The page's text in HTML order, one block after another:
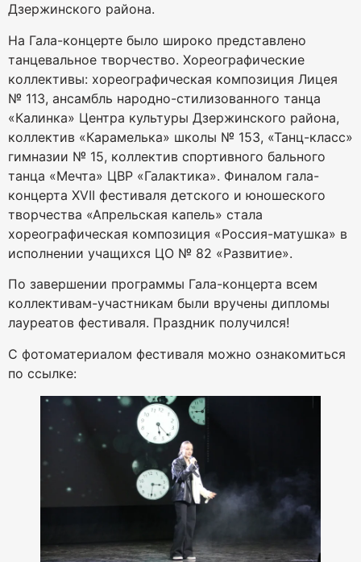
Дзержинского района.
На Гала-концерте было широко представлено
танцевальное творчество. Хореографические
коллективы: хореографическая композиция Лицея
№ 113, ансамбль народно-стилизованного танца
«Калинка» Центра культуры Дзержинского района,
коллектив «Карамелька» школы № 153, «Танц-класс»
гимназии № 15, коллектив спортивного бального
танца «Мечта» ЦВР «Галактика». Финалом гала-
концерта XVII фестиваля детского и юношеского
творчества «Апрельская капель» стала
хореографическая композиция «Россия-матушка» в
исполнении учащихся ЦО № 82 «Развитие».
По завершении программы Гала-концерта всем
коллективам-участникам были вручены дипломы
лауреатов фестиваля. Праздник получился!
С фотоматериалом фестиваля можно ознакомиться
по ссылке: